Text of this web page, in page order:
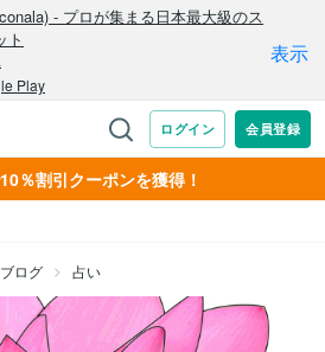
％割引クーポンを獲得！
ブログ 占い